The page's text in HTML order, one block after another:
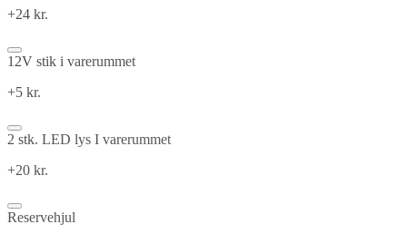
+24 kr.
12V stik i varerummet
+5 kr.
2 stk. LED lys I varerummet
+20 kr.
Reservehjul